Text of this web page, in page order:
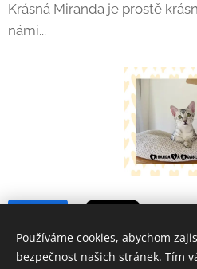
Krásná Miranda je prostě
námi...
Používáme cookies, abychom
bezpečnost našich stránek. Tím